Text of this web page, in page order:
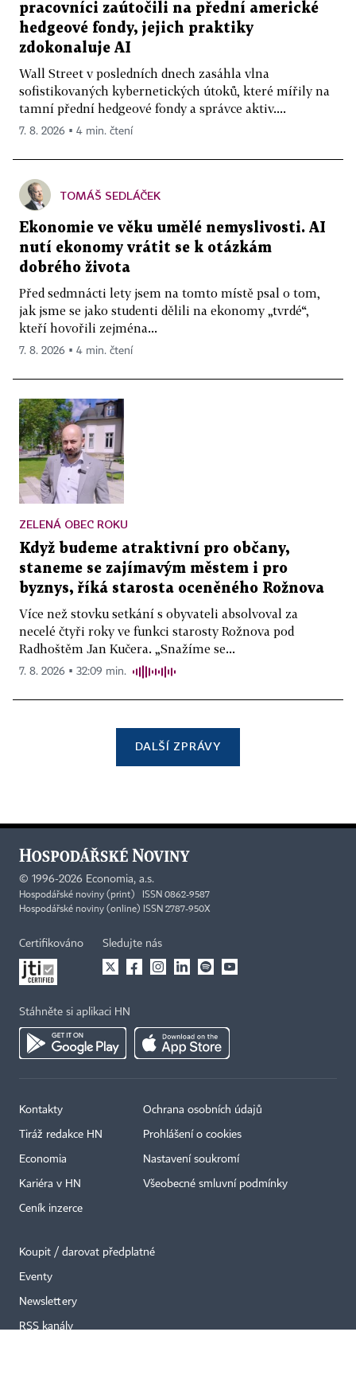
pracovníci zaútočili na přední americké
hedgeové fondy, jejich praktiky
zdokonaluje AI
Wall Street v posledních dnech zasáhla vlna
sofistikovaných kybernetických útoků, které mířily na
tamní přední hedgeové fondy a správce aktiv....
7. 8. 2026 ▪ 4 min. čtení
TOMÁŠ SEDLÁČEK
Ekonomie ve věku umělé nemyslivosti. AI
nutí ekonomy vrátit se k otázkám
dobrého života
Před sedmnácti lety jsem na tomto místě psal o tom,
jak jsme se jako studenti dělili na ekonomy „tvrdé“,
kteří hovořili zejména...
7. 8. 2026 ▪ 4 min. čtení
ZELENÁ OBEC ROKU
Když budeme atraktivní pro občany,
staneme se zajímavým městem i pro
byznys, říká starosta oceněného Rožnova
Více než stovku setkání s obyvateli absolvoval za
necelé čtyři roky ve funkci starosty Rožnova pod
Radhoštěm Jan Kučera. „Snažíme se...
7. 8. 2026 ▪ 32:09 min.
DALŠÍ ZPRÁVY
© 1996-2026 Economia, a.s.
Hospodářské noviny (print) ISSN 0862-9587
Hospodářské noviny (online) ISSN 2787-950X
Certifikováno Sledujte nás
Stáhněte si aplikaci HN
Kontakty
Tiráž redakce HN
Economia
Kariéra v HN
Ceník inzerce
Ochrana osobních údajů
Prohlášení o cookies
Nastavení soukromí
Všeobecné smluvní podmínky
Koupit / darovat předplatné
Eventy
Newslettery
RSS kanály